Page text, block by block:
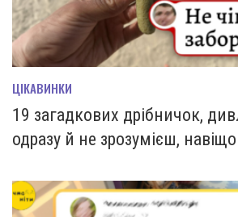
ЦІКАВИНКИ
19 загадкових дрібничок,
одразу й не зрозумієш,